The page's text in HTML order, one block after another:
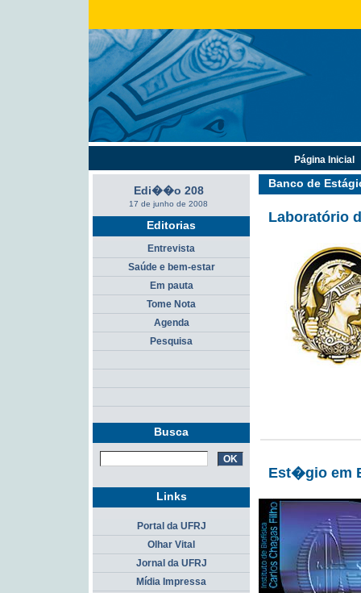
Banco de
Laboratório
Est�gio em
Edi��o 208
17 de junho de 2008
Editorias
Entrevista
Saúde e bem-estar
Em pauta
Tome Nota
Agenda
Pesquisa
Busca
Página Inicial
Links
Portal da UFRJ
Olhar Vital
Jornal da UFRJ
Mídia Impressa